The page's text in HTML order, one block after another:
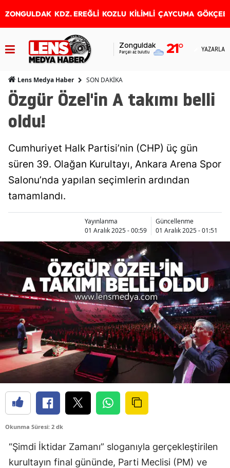
ZONGULDAK KDZ. EREĞLİ KOZLU KİLİMLİ ÇAYCUMA
Zonguldak
Parçalı az bulutlu 21° YAZARLAR
Lens Medya Haber SON DAKİKA
Özgür Özel'in A takımı belli
oldu!
Cumhuriyet Halk Partisi’nin (CHP) üç gün
süren 39. Olağan Kurultayı, Ankara Arena Spor
Salonu’nda yapılan seçimlerin ardından
tamamlandı.
Yayınlanma
01 Aralık 2025 - 00:59
Güncellenme
01 Aralık 2025 - 01:51
Okunma Süresi: 2 dk
“Şimdi İktidar Zamanı” sloganıyla gerçekleştirilen
kurultayın final gününde, Parti Meclisi (PM) ve